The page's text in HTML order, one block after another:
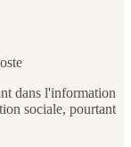
dans l'information
sociale, pourtant